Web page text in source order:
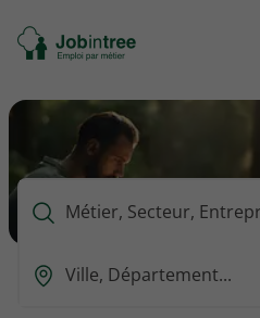
Se
rendre
l'accueil
Que
vous
rechercher
Ou